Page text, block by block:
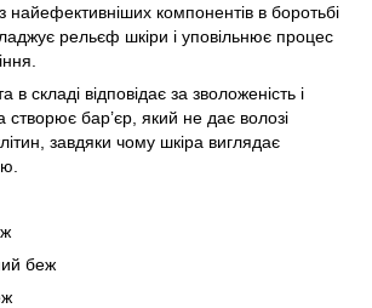
найефективніших компонентів в боротьбі
рельєф шкіри і уповільнює процес
в складі відповідає за зволоженість і
створює бар’єр, який не дає волозі
завдяки чому шкіра виглядає
беж